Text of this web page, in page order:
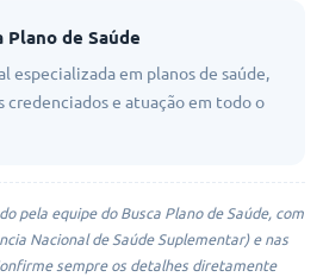
Plano de Saúde
especializada em planos de saúde,
credenciados e atuação em todo o
pela equipe do Busca Plano de Saúde, com
Nacional de Saúde Suplementar) e nas
sempre os detalhes diretamente